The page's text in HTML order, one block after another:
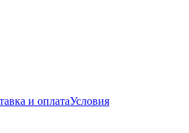
и оплатаУсловия